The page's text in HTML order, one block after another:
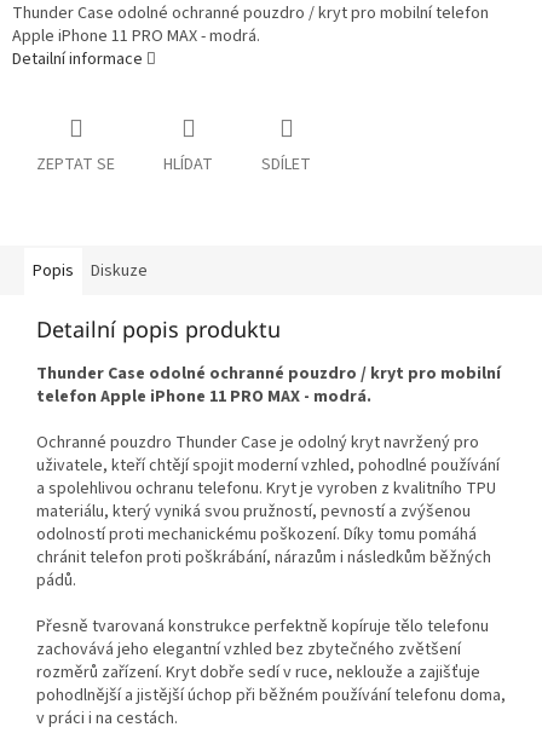
Thunder Case odolné ochranné pouzdro / kryt pro mobilní telefon
Apple iPhone 11 PRO MAX - modrá.
Detailní informace
ZEPTAT SE HLÍDAT SDÍLET
Popis Diskuze
Detailní popis produktu
Thunder Case odolné ochranné pouzdro / kryt pro mobilní
telefon Apple iPhone 11 PRO MAX - modrá.
Ochranné pouzdro Thunder Case je odolný kryt navržený pro
uživatele, kteří chtějí spojit moderní vzhled, pohodlné používání
a spolehlivou ochranu telefonu. Kryt je vyroben z kvalitního TPU
materiálu, který vyniká svou pružností, pevností a zvýšenou
odolností proti mechanickému poškození. Díky tomu pomáhá
chránit telefon proti poškrábání, nárazům i následkům běžných
pádů.
Přesně tvarovaná konstrukce perfektně kopíruje tělo telefonu
zachovává jeho elegantní vzhled bez zbytečného zvětšení
rozměrů zařízení. Kryt dobře sedí v ruce, neklouže a zajišťuje
pohodlnější a jistější úchop při běžném používání telefonu doma,
v práci i na cestách.